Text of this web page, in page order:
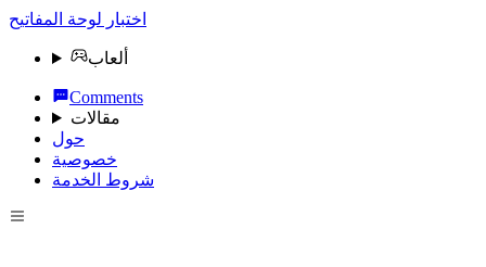
اختبار لوحة المفاتيح
ألعاب
Comments
مقالات
حول
خصوصية
شروط الخدمة